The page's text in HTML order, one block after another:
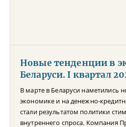
Новые тенденции в
Беларуси. I квартал
В марте в Беларуси наметились
экономике и на денежно-
стали результатом политики
внутреннего спроса. Компания